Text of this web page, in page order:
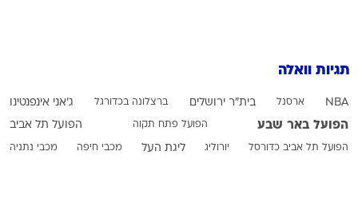
תגיות וואלה
NBA ארסנל בית"ר ירושלים ברצלונה בכדורגל ג'אני אינפנטינו
הפועל באר שבע הפועל פתח תקוה הפועל תל אביב
הפועל תל אביב כדורסל יורוליג ליגת העל מכבי חיפה מכבי נתניה